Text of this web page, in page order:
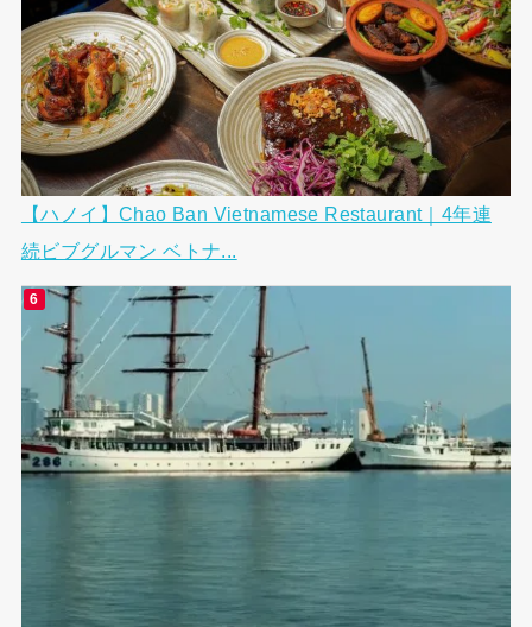
【ハノイ】Chao Ban Vietnamese Restaurant｜4年連
続ビブグルマン ベトナ...